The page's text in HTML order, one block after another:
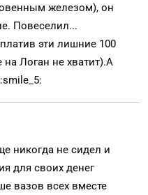
железом), он
Повеселил...
эти лишние 100
Логан не хватит).А
никогда не сидел и
для своих денег
вазов всех вместе